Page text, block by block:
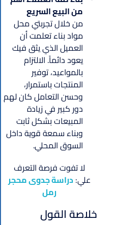
من البيع السريع
من خلال تجربتي محل
مواد بناء تعلمت أن
العميل الذي يثق فيك
يعود دائماً. الالتزام
بالمواعيد، توفير
المنتجات باستمرار،
وحسن التعامل كان لهم
دور كبير في زيادة
المبيعات بشكل ثابت
وبناء سمعة قوية داخل
السوق المحلي.
لا تفوت فرصة التعرف
علي:دراسة جدوى محجر
رمل
خلاصة القول